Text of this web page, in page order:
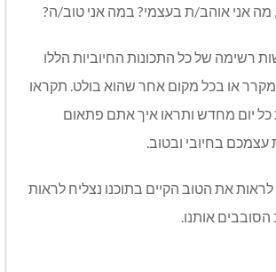
אני אוהב/ת בעצמי? במה אני טוב/ה?
רשימה של כל התכונות החיוביות הללו
או בכל מקום אחר שהוא בולט. תקראו
יום מחדש ותראו איך אתם פתאום
בחיובי ובטוב.
את הטוב הקיים בתוכנו נצליח לראות
אותנו.